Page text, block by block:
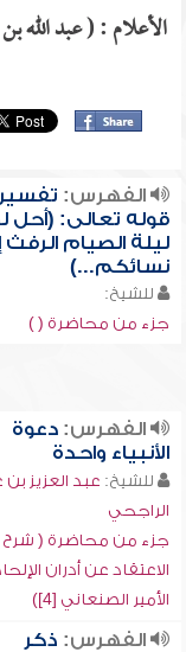
الأعلام : ( عبد الله
الفهرس: تفسير
قوله تعالى: (أحل
ليلة الصيام الرفث
نسائكم...)
للشيخ:
جزء من محاضرة ( )
الفهرس:دعوة
الأنبياء واحدة
للشيخ: عبد العزيز بن
الراجحي
جزء من محاضرة ( شرح
الاعتقاد عن أدران
الأمير الصنعاني [4])
الفهرس: ذكر